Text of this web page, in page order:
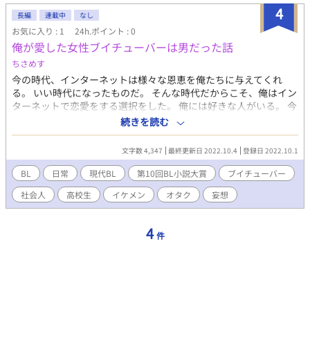
4
長編 連載中 なし
お気に入り : 1 24h.ポイント : 0
俺が愛した女性ブイチューバーは男だった話
ちさめす
今の時代、インターネットは様々な恩恵を俺たちに与えてくれ
る。 いい時代になったものだ。 そんな時代だからこそ、俺はイン
ターネットで恋愛をする選択をした。 俺には好きな人がいる。 今
その子とは、インターネットを通してコミュニケーションを取っ
てはいるが、いつの日かこれを現実の恋愛に落とし込み、「２人
はいつまでも幸せに暮らしましたとさ、めでたしめでたし」とい
うエンドロールを流すんだ。 そう決意した男と実は男だったその
子との恋愛のお話。 ※第10回ＢＬ小説大賞用に書いていこうと思
います。 作者メイン作品のリンクを張っておきます。 よろしけれ
ばそちらもお目通しくださいませ。 ↓ ①【使える魔法はセーブと
ロードとリセットです。】
②【人狼しよう】（完全会話型で人狼ゲームをします。推理出来
続きを読む
文字数 4,347 最終更新日 2022.10.4 登録日 2022.10.1
BL 日常 現代BL 第10回BL小説大賞
ブイチューバー
社会人
高校生 イケメン オタク 妄想
4 件